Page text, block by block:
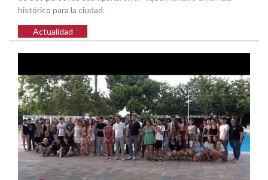
histórico para la ciudad.
Actualidad